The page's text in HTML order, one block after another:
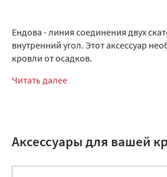
Ендова - линия соединения двух
внутренний угол. Этот аксессуар
кровли от осадков.
Читать далее
Аксессуары для вашей